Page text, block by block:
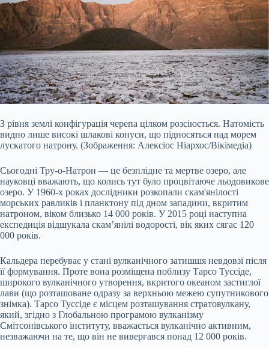
З рівня землі конфігурація черепа цілком розсіюється. Натомість
видно лише високі шлакові конуси, що підносяться над морем
лускатого натрону. (Зображення: Алексіос Ніархос/Вікімедіа)
Сьогодні Тру-о-Натрон — це безплідне та мертве озеро, але
науковці вважають, що колись тут було процвітаюче льодовикове
озеро. У 1960-х роках дослідники розкопали скам'янілості
морських равликів і планктону під дном западини, вкритим
натроном, віком близько 14 000 років. У 2015 році наступна
експедиція відшукала скам’янілі водорості, вік яких сягає 120
000 років.
Кальдера перебуває у стані вулканічного затишшя невдовзі після
її формування. Проте вона розміщена поблизу Тарсо Туссіде,
широкого вулканічного утворення, вкритого океаном застиглої
лави (що розташоване одразу за верхньою межею супутникового
знімка). Тарсо Туссіде є місцем розташування стратовулкану,
який, згідно з Глобальною програмою вулканізму
Смітсонівського інституту, вважається вулканічно активним,
незважаючи на те, що він не вивергався понад 12 000 років.